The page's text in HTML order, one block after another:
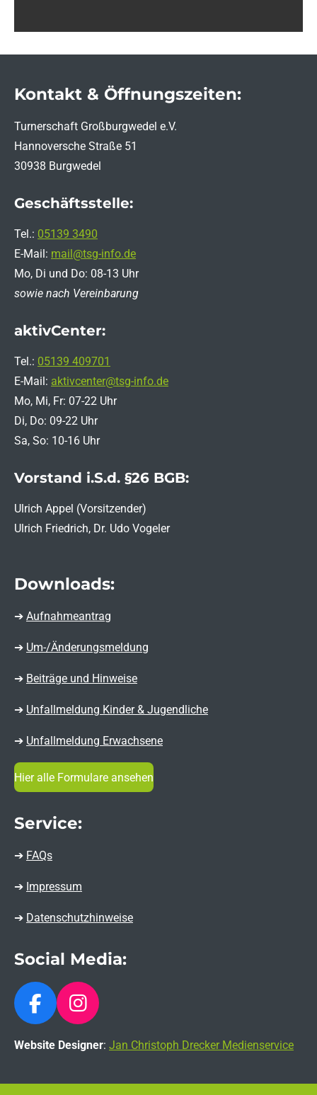
Kontakt & Öffnungszeiten:
Turnerschaft Großburgwedel e.V.
Hannoversche Straße 51
30938 Burgwedel
Geschäftsstelle:
Tel.: 05139 3490
E-Mail: mail@tsg-info.de
Mo, Di und Do: 08-13 Uhr
sowie nach Vereinbarung
aktivCenter:
Tel.: 05139 409701
E-Mail: aktivcenter@tsg-info.de
Mo, Mi, Fr: 07-22 Uhr
Di, Do: 09-22 Uhr
Sa, So: 10-16 Uhr
Vorstand i.S.d. §26 BGB:
Ulrich Appel (Vorsitzender)
Ulrich Friedrich, Dr. Udo Vogeler
Downloads:
➔ Aufnahmeantrag
➔ Um-/Änderungsmeldung
➔ Beiträge und Hinweise
➔ Unfallmeldung Kinder & Jugendliche
➔ Unfallmeldung Erwachsene
Hier alle Formulare ansehen
Service:
➔ FAQs
➔ Impressum
➔ Datenschutzhinweise
Social Media:
F
c
I
s
Website Designer: Jan Christoph Drecker Medienservice